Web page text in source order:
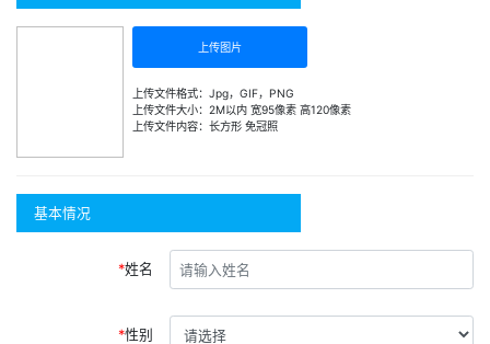
上传图片
上传文件格式：Jpg，GIF，PNG
上传文件大小：2M以内 宽95像素 高120像素
上传文件内容：长方形 免冠照
基本情况
姓名
性别